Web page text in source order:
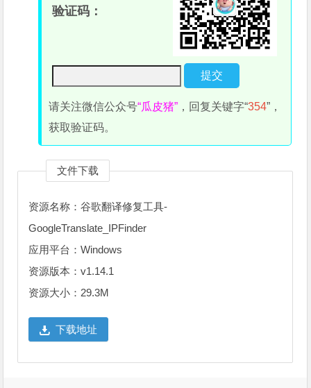
验证码：
请关注微信公众号“瓜皮猪” ，回复关键字“354”，
获取验证码。
文件下载
资源名称：谷歌翻译修复工具-
GoogleTranslate_IPFinder
应用平台：Windows
资源版本：v1.14.1
资源大小：29.3M
下载地址